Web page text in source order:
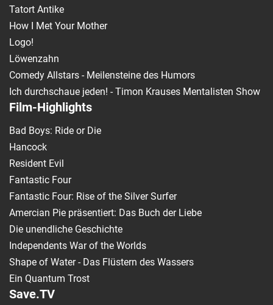
Tatort Antike
How I Met Your Mother
Logo!
Löwenzahn
Comedy Allstars - Meilensteine des Humors
Ich durchschaue jeden! - Timon Krauses Mentalisten Show
Film-Highlights
Bad Boys: Ride or Die
Hancock
Resident Evil
Fantastic Four
Fantastic Four: Rise of the Silver Surfer
Amercian Pie präsentiert: Das Buch der Liebe
Die unendliche Geschichte
Independents War of the Worlds
Shape of Water - Das Flüstern des Wassers
Ein Quantum Trost
Save.TV